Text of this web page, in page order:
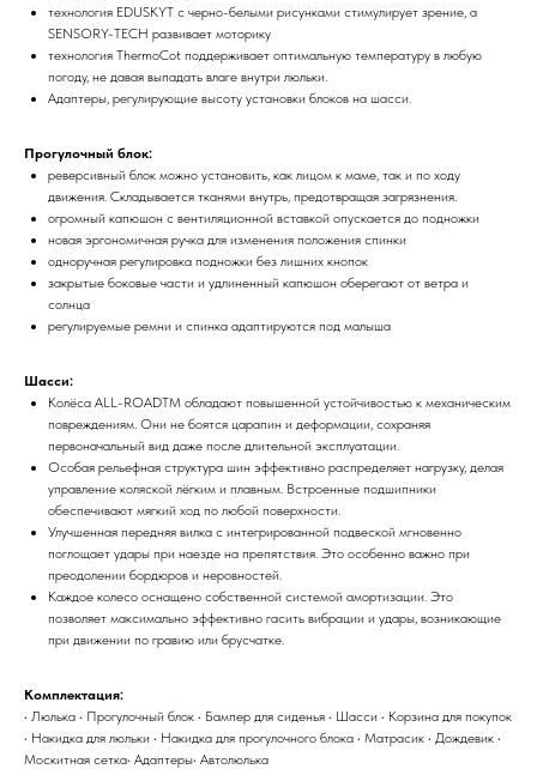
технология EDUSKYT с черно-белыми рисунками стимулирует зрение, а
SENSORY-TECH развивает моторику
технология ThermoCot поддерживает оптимальную температуру в любую
погоду, не давая выпадать влаге внутри люльки.
Адаптеры, регулирующие высоту установки блоков на шасси.
Прогулочный блок:
реверсивный блок можно установить, как лицом к маме, так и по ходу
движения. Складывается тканями внутрь, предотвращая загрязнения.
огромный капюшон с вентиляционной вставкой опускается до подножки
новая эргономичная ручка для изменения положения спинки
одноручная регулировка подножки без лишних кнопок
закрытые боковые части и удлиненный капюшон оберегают от ветра и
солнца
регулируемые ремни и спинка адаптируются под малыша
Шасси:
Колёса ALL-ROADTM обладают повышенной устойчивостью к механическим
повреждениям. Они не боятся царапин и деформации, сохраняя
первоначальный вид даже после длительной эксплуатации.
Особая рельефная структура шин эффективно распределяет нагрузку, делая
управление коляской лёгким и плавным. Встроенные подшипники
обеспечивают мягкий ход по любой поверхности.
Улучшенная передняя вилка с интегрированной подвеской мгновенно
поглощает удары при наезде на препятствия. Это особенно важно при
преодолении бордюров и неровностей.
Каждое колесо оснащено собственной системой амортизации. Это
позволяет максимально эффективно гасить вибрации и удары, возникающие
при движении по гравию или брусчатке.
Комплектация:
• Люлька • Прогулочный блок • Бампер для сиденья • Шасси • Корзина для покупок
• Накидка для люльки • Накидка для прогулочного блока • Матрасик • Дождевик •
Москитная сетка• Адаптеры• Автолюлька